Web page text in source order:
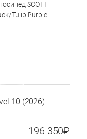
10 (2026)
196 350₽